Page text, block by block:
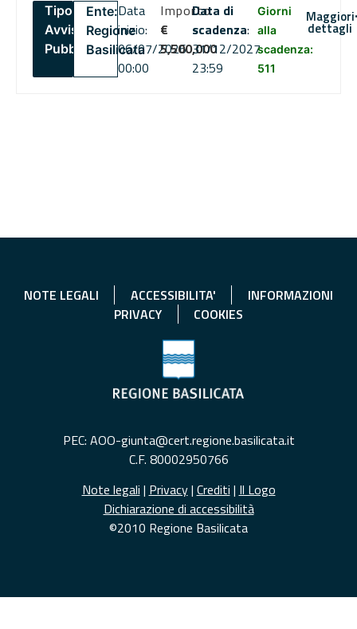
Tipo:
Avviso
Pubblico
Ente:
Regione
Basilicata
Data
inizio:
06/07/2026
00:00
Importo
€
5,500,000
Data di
scadenza:
31/12/2027
23:59
Giorni
alla
scadenza:
511
Maggiori
dettagli
NOTE LEGALI ACCESSIBILITA'
INFORMAZIONI
PRIVACY
COOKIES
PEC: AOO-giunta@cert.regione.basilicata.it
C.F. 80002950766
Note legali | Privacy| Crediti | Il Logo
Dichiarazione di accessibilità
©2010 Regione Basilicata